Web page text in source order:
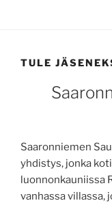
TULE
Saaronniemen
yhdistys, jonka
luonnonkauniissa
vanhassa villassa,